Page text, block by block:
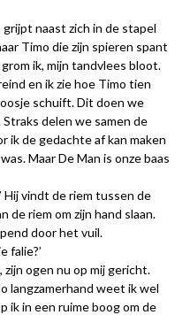
naast zich in de stapel
Timo die zijn spieren spant
ik, mijn tandvlees bloot.
en ik zie hoe Timo tien
schuift. Dit doen we
Straks delen we samen de
ik de gedachte af kan maken
Maar De Man is onze baas
Hij vindt de riem tussen de
de riem om zijn hand slaan.
door het vuil.
falie?’
ogen nu op mij gericht.
langzamerhand weet ik wel
ik in een ruime boog om de